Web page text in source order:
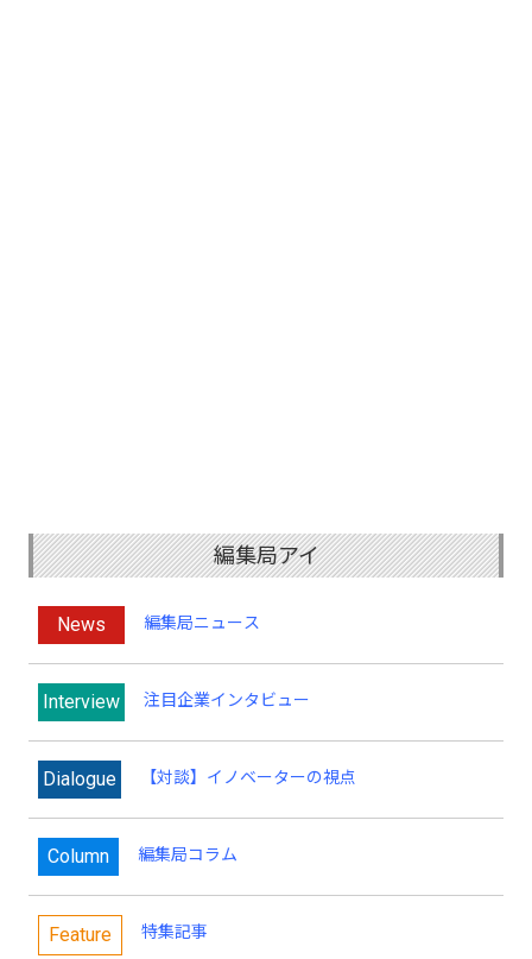
編集局アイ
News 編集局ニュース
Interview 注目企業インタビュー
Dialogue 【対談】イノベーターの視点
Column 編集局コラム
Feature 特集記事